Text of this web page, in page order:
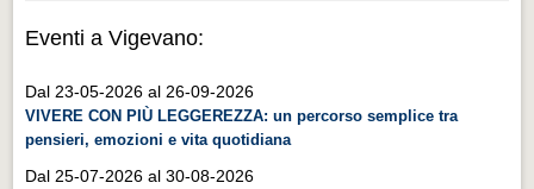
Eventi a Vigevano:
Dal 23-05-2026 al 26-09-2026
VIVERE CON PIÙ LEGGEREZZA: un percorso semplice tra
pensieri, emozioni e vita quotidiana
Dal 25-07-2026 al 30-08-2026